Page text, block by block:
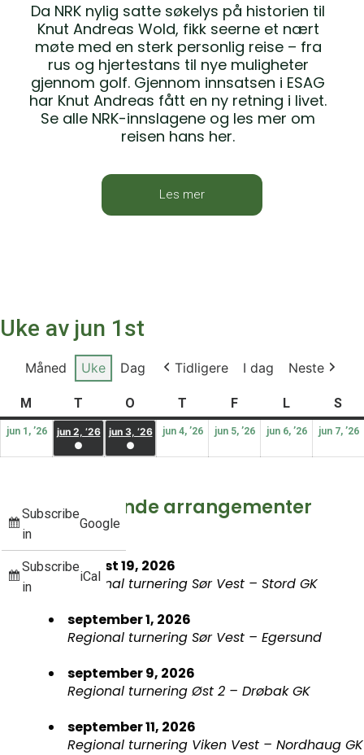
Da NRK nylig satte søkelys på historien til
Knut Andreas Wold, fikk seerne et nært
møte med en sterk personlig reise – fra
rus og hjertestans til nye muligheter
gjennom golf. Gjennom innsatsen i ESAG
har Knut Andreas fått en ny retning i livet.
Se alle NRK-innslagene og les mer om
reisen hans her.
Les mer
Uke av jun 1st
Måned Uke Dag Tidligere I dag Neste
M T O T F L S
jun 1, ’26
jun 2, ’26
●
jun 3, ’26
●
jun 4, ’26 jun 5, ’26 jun 6, ’26 jun 7, ’26
Subscribe
in
Google
Subscribe
in
iCal
Kommende arrangementer
august 19, 2026
Regional turnering Sør Vest – Stord GK
september 1, 2026
Regional turnering Sør Vest – Egersund
september 9, 2026
Regional turnering Øst 2 – Drøbak GK
september 11, 2026
Regional turnering Viken Vest – Nordhaug GK